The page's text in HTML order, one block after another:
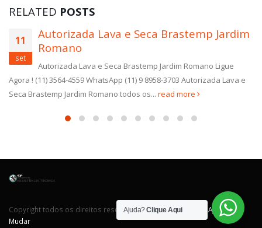
RELATED POSTS
11
set
Autorizada Lava e Seca Brastemp Jardim
Romano
Autorizada Lava e Seca Brastemp Jardim Romano Ligue
Agora ! (11) 3564-4559 WhatsApp (11) 9 8958-3703 Autorizada Lava e
Seca Brastemp Jardim Romano todos os... read more
Copyright todos os direitos reservados. Desenvolvido por Agência
Mudar
Ajuda?Clique Aqui